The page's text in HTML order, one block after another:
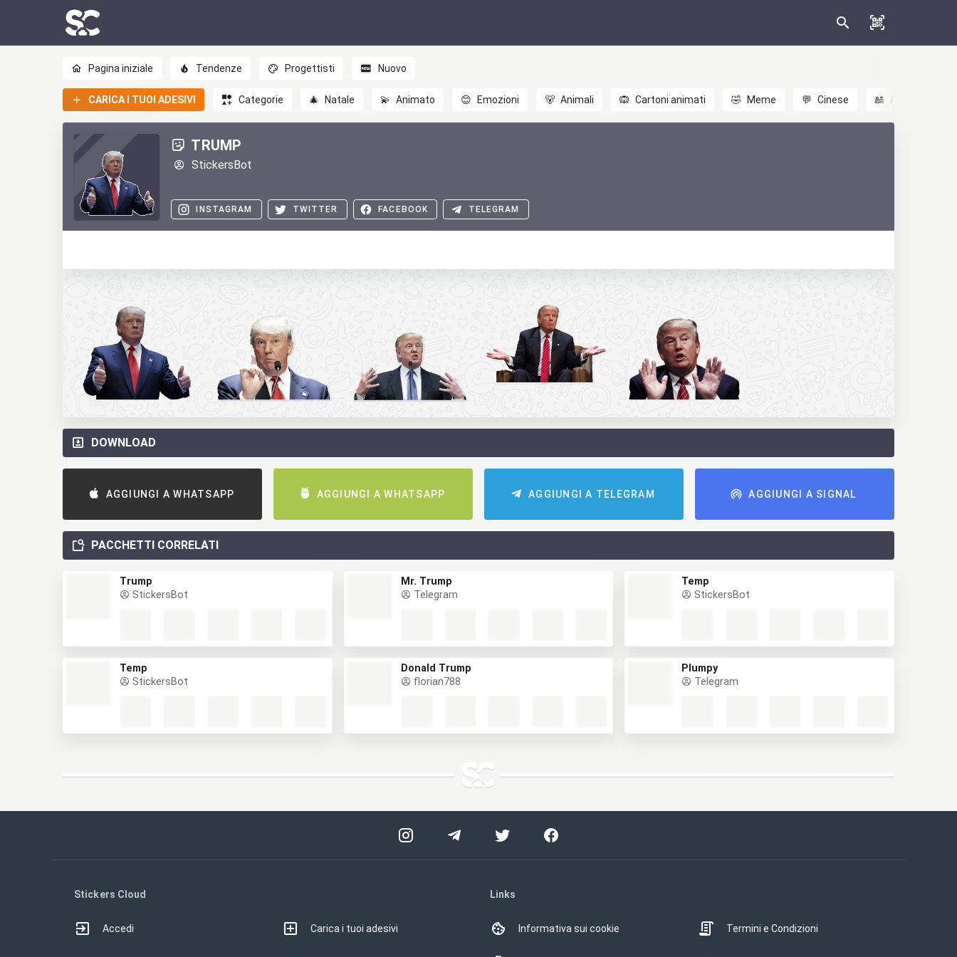
Pagina iniziale Tendenze Progettisti Nuovo
CARICA I TUOI ADESIVI Categorie 🎄 Natale 💫 Animato 😊 Emozioni 🐻 Animali 🙉 Cartoni animati 🤣 Meme 💬 Cinese 🎎 Anime
TRUMP
StickersBot
INSTAGRAM TWITTER FACEBOOK TELEGRAM
DOWNLOAD
AGGIUNGI A WHATSAPP AGGIUNGI A WHATSAPP AGGIUNGI A TELEGRAM AGGIUNGI A SIGNAL
PACCHETTI CORRELATI
Trump
StickersBot
Mr. Trump
Telegram
Temp
StickersBot
Temp
StickersBot
Donald Trump
florian788
Plumpy
Telegram
Stickers Cloud
Accedi Carica i tuoi adesivi
Links
Informativa sui cookie Termini e Condizioni